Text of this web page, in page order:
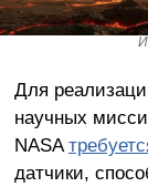
Для
научных
NASA
датчики,